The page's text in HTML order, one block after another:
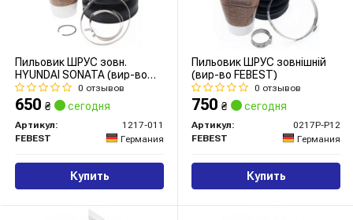
Пильовик ШРУС зовн.
HYUNDAI SONATA (вир-во
Febest)
0 отзывов
650 ₴ сегодня
Артикул:
1217-011
FEBEST
Германия
Купить
Пильовик ШРУС зовнішній
(вир-во FEBEST)
0 отзывов
750 ₴ сегодня
Артикул:
0217P-P12
FEBEST
Германия
Купить